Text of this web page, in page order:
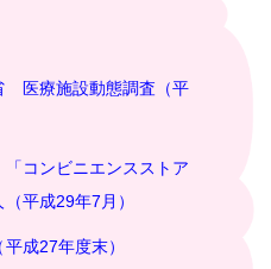
医療施設動態調査（平
「コンビニエンスストア
平成29年7月）
成27年度末）